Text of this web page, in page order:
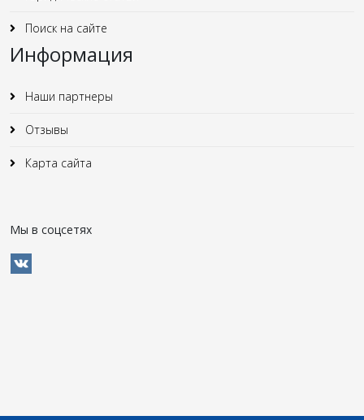
Поиск на сайте
Информация
Наши партнеры
Отзывы
Карта сайта
Мы в соцсетях